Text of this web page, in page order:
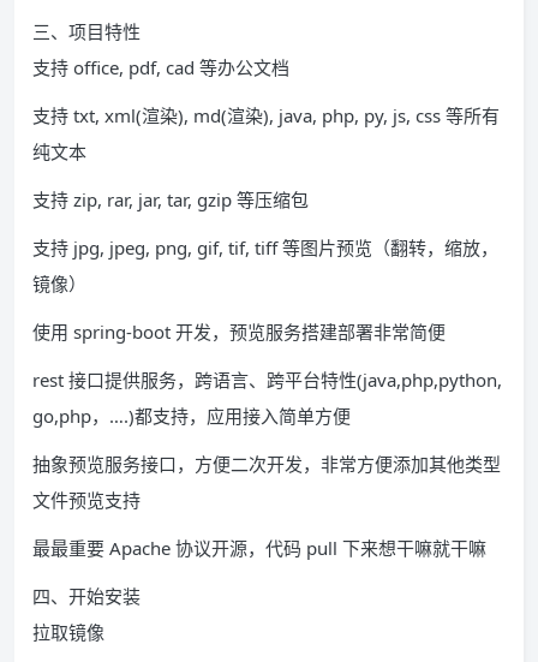
三、项目特性
支持 office, pdf, cad 等办公文档
支持 txt, xml(渲染), md(渲染), java, php, py, js, css 等所有
纯文本
支持 zip, rar, jar, tar, gzip 等压缩包
支持 jpg, jpeg, png, gif, tif, tiff 等图片预览（翻转，缩放，
镜像）
使用 spring-boot 开发，预览服务搭建部署非常简便
rest 接口提供服务，跨语言、跨平台特性(java,php,python,
go,php，….)都支持，应用接入简单方便
抽象预览服务接口，方便二次开发，非常方便添加其他类型
文件预览支持
最最重要 Apache 协议开源，代码 pull 下来想干嘛就干嘛
四、开始安装
拉取镜像